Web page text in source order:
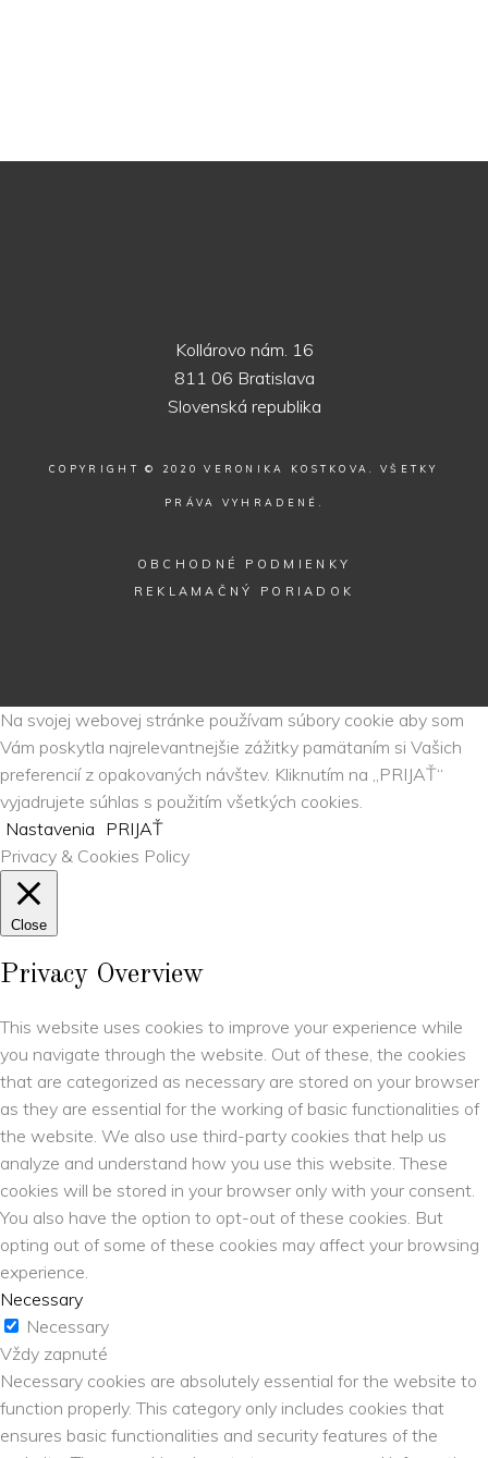
Kollárovo nám. 16
811 06 Bratislava
Slovenská republika
COPYRIGHT © 2020 VERONIKA KOSTKOVA. VŠETKY
PRÁVA VYHRADENÉ.
OBCHODNÉ PODMIENKY
REKLAMAČNÝ PORIADOK
Na svojej webovej stránke používam súbory cookie aby som
Vám poskytla najrelevantnejšie zážitky pamätaním si Vašich
preferencií z opakovaných návštev. Kliknutím na „PRIJAŤ“
vyjadrujete súhlas s použitím všetkých cookies.
Nastavenia PRIJAŤ
Privacy & Cookies Policy
Close
Privacy Overview
This website uses cookies to improve your experience while
you navigate through the website. Out of these, the cookies
that are categorized as necessary are stored on your browser
as they are essential for the working of basic functionalities of
the website. We also use third-party cookies that help us
analyze and understand how you use this website. These
cookies will be stored in your browser only with your consent.
You also have the option to opt-out of these cookies. But
opting out of some of these cookies may affect your browsing
experience.
Necessary
Necessary
Vždy zapnuté
Necessary cookies are absolutely essential for the website to
function properly. This category only includes cookies that
ensures basic functionalities and security features of the